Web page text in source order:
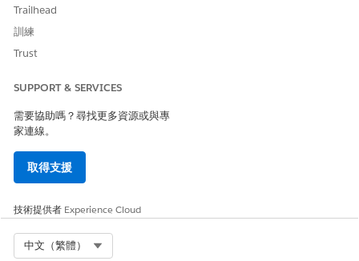
均等候時間和服務層級,以簡化員工互動並增強服務提供。
適用於 IT 服務的 Case Analytics 顯示面板
使用 Case Analytics 顯示面板瞭解並改善個案處理。深入瞭解
可以做出資料驅動的決策,以提升客戶滿意度和營運效率。
Trailhead
訓練
Trust
SUPPORT & SERVICES
需要協助嗎？尋找更多資源或與專
家連線。
取得支援
技術提供者 Experience Cloud
中文（繁體）